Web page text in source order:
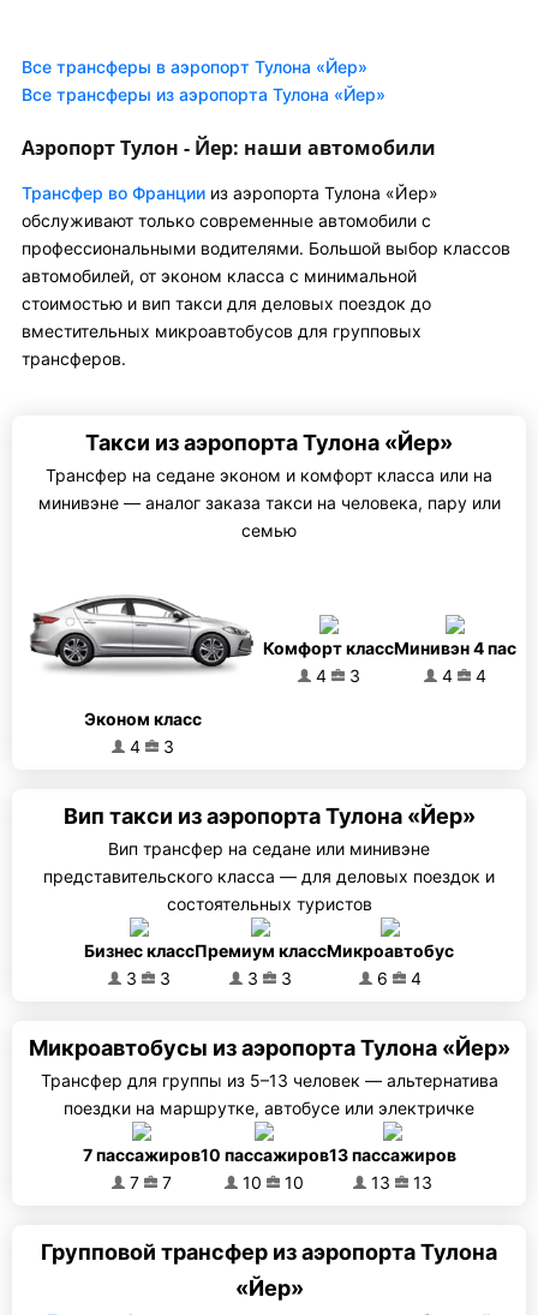
Все трансферы в аэропорт Тулона «Йер»
Все трансферы из аэропорта Тулона «Йер»
Аэропорт Тулон - Йер: наши автомобили
Трансфер во Франции из аэропорта Тулона «Йер»
обслуживают только современные автомобили с
профессиональными водителями. Большой выбор классов
автомобилей, от эконом класса с минимальной
стоимостью и вип такси для деловых поездок до
вместительных микроавтобусов для групповых
трансферов.
Такси из аэропорта Тулона «Йер»
Трансфер на седане эконом и комфорт класса или на
минивэне — аналог заказа такси на человека, пару или
семью
Эконом класс
4
3
Комфорт класс
4
3
Минивэн 4 пас
4
4
Вип такси из аэропорта Тулона «Йер»
Вип трансфер на седане или минивэне
представительского класса — для деловых поездок и
состоятельных туристов
Бизнес класс
3
3
Премиум класс
3
3
Микроавтобус
6
4
Микроавтобусы из аэропорта Тулона «Йер»
Трансфер для группы из 5–13 человек — альтернатива
поездки на маршрутке, автобусе или электричке
7 пассажиров
7
7
10 пассажиров
10
10
13 пассажиров
13
13
Групповой трансфер из аэропорта Тулона
«Йер»